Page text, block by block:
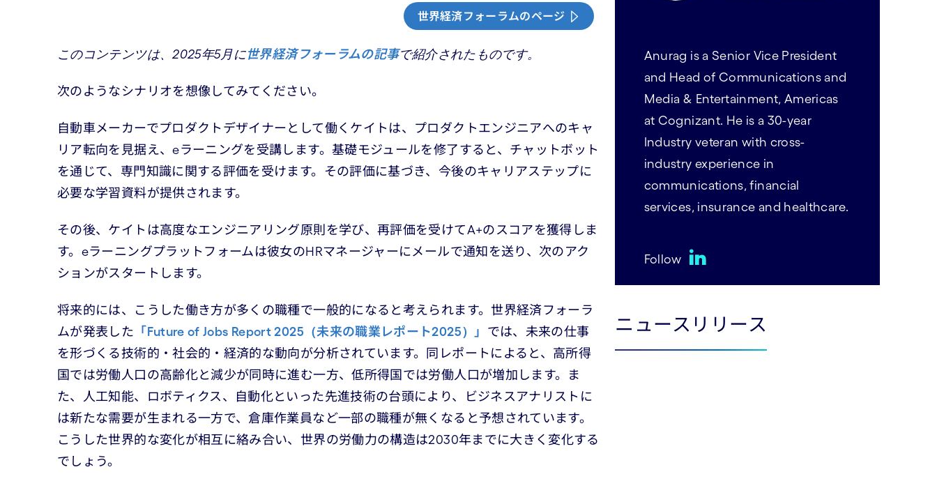
世界経済フォーラムのページ
このコンテンツは、2025年5月に世界経済フォーラムの記事で紹介されたものです。
次のようなシナリオを想像してみてください。
自動車メーカーでプロダクトデザイナーとして働くケイトは、プロダクトエンジニアへのキャ
リア転向を見据え、eラーニングを受講します。基礎モジュールを修了すると、チャットボット
を通じて、専門知識に関する評価を受けます。その評価に基づき、今後のキャリアステップに
必要な学習資料が提供されます。
その後、ケイトは高度なエンジニアリング原則を学び、再評価を受けてA+のスコアを獲得しま
す。eラーニングプラットフォームは彼女のHRマネージャーにメールで通知を送り、次のアク
ションがスタートします。
将来的には、こうした働き方が多くの職種で一般的になると考えられます。世界経済フォーラ
ムが発表した 「Future of Jobs Report 2025（未来の職業レポート2025）」 では、未来の仕事
を形づくる技術的・社会的・経済的な動向が分析されています。同レポートによると、高所得
国では労働人口の高齢化と減少が同時に進む一方、低所得国では労働人口が増加します。ま
た、人工知能、ロボティクス、自動化といった先進技術の台頭により、ビジネスアナリストに
は新たな需要が生まれる一方で、倉庫作業員など一部の職種が無くなると予想されています。
こうした世界的な変化が相互に絡み合い、世界の労働力の構造は2030年までに大きく変化する
でしょう。
Anurag is a Senior Vice President
and Head of Communications and
Media & Entertainment, Americas
at Cognizant. He is a 30-year
Industry veteran with cross-
industry experience in
communications, financial
services, insurance and healthcare.
Follow
ニュースリリース